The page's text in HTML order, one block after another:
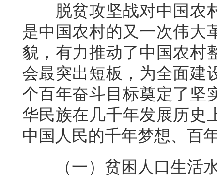
脱贫攻坚战对中国农
是中国农村的又一次伟大
貌，有力推动了中国农村
会最突出短板，为全面建
个百年奋斗目标奠定了坚
华民族在几千年发展历史
中国人民的千年梦想、百
（一）贫困人口生活